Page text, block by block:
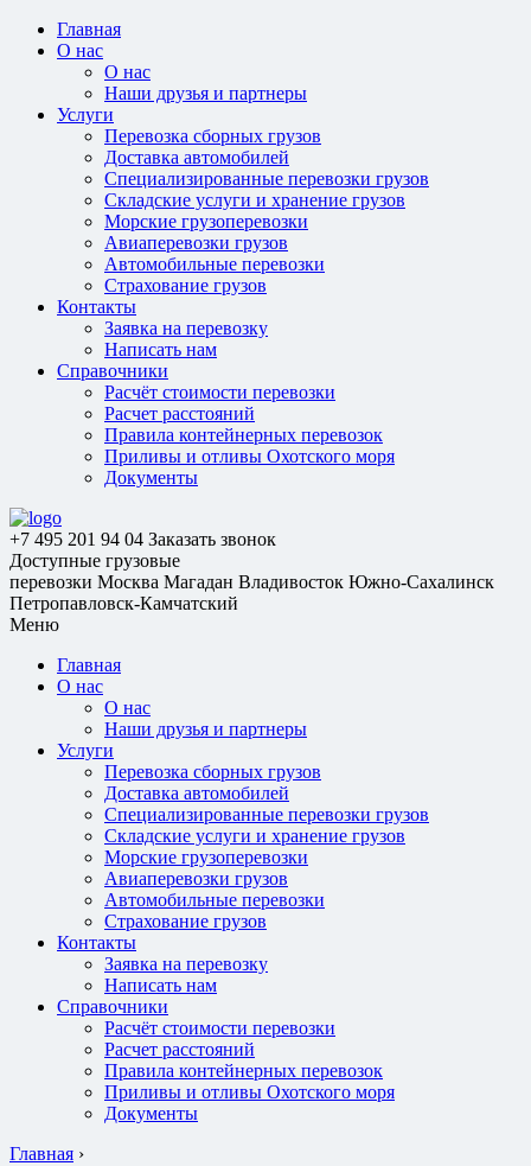
Главная
О нас
О нас
Наши друзья и партнеры
Услуги
Перевозка сборных грузов
Доставка автомобилей
Специализированные перевозки грузов
Складские услуги и хранение грузов
Морские грузоперевозки
Авиаперевозки грузов
Автомобильные перевозки
Страхование грузов
Контакты
Заявка на перевозку
Написать нам
Справочники
Расчёт стоимости перевозки
Расчет расстояний
Правила контейнерных перевозок
Приливы и отливы Охотского моря
Документы
+7 495 201 94 04 Заказать звонок
Доступные грузовые
перевозки Москва Магадан Владивосток Южно-Сахалинск
Петропавловск-Камчатский
Меню
Главная
О нас
О нас
Наши друзья и партнеры
Услуги
Перевозка сборных грузов
Доставка автомобилей
Специализированные перевозки грузов
Складские услуги и хранение грузов
Морские грузоперевозки
Авиаперевозки грузов
Автомобильные перевозки
Страхование грузов
Контакты
Заявка на перевозку
Написать нам
Справочники
Расчёт стоимости перевозки
Расчет расстояний
Правила контейнерных перевозок
Приливы и отливы Охотского моря
Документы
Главная ›